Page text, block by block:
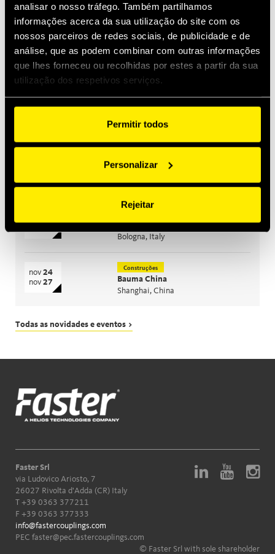
analisar o nosso tráfego. Também partilhamos
informações acerca da sua utilização do site com os
nossos parceiros de redes sociais, de publicidade e de
análise, que as podem combinar com outras informações
que lhes forneceu ou recolhidas por estes a partir da sua
utilização dos respetivos serviços.
Permitir todos
Personalizar
Rejeitar
jan 29, 2026
Quick Swivel: unmatched durability and leak-free
performance
Os próximos eventos
Construções
Greater Noida, India
Agricultura
WuHan, China
EIMA
Bologna, Italy
nov 24
nov 27
Construções
Bauma China
Shanghai, China
Todas as novidades e eventos >
Faster Srl
via Ludovico Ariosto, 7
26027 Rivolta d'Adda (CR) Italy
T +39 0363 377211
F +39 0363 377333
info@fastercouplings.com
PEC faster@pec.fastercouplings.com
© Faster Srl with sole shareholder